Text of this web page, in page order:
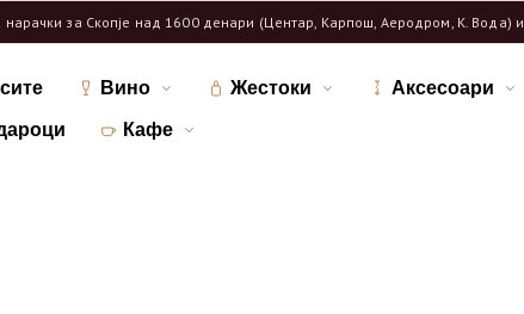
нарачки за Скопје над 1600 денари (Центар, Карпош, Аеродром, К.
Вино Жестоки Аксесоари
Кафе